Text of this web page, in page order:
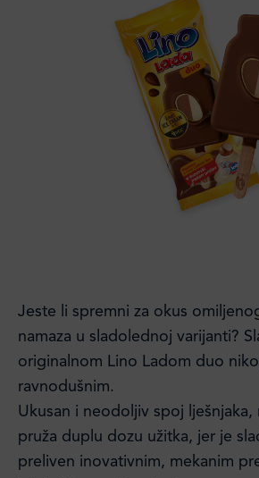
Jeste li spremni za okus
namaza u sladolednoj varijanti?
originalnom Lino Ladom duo
ravnodušnim.
Ukusan i neodoljiv spoj lješnjaka,
pruža duplu dozu užitka, jer je
preliven inovativnim, mekanim